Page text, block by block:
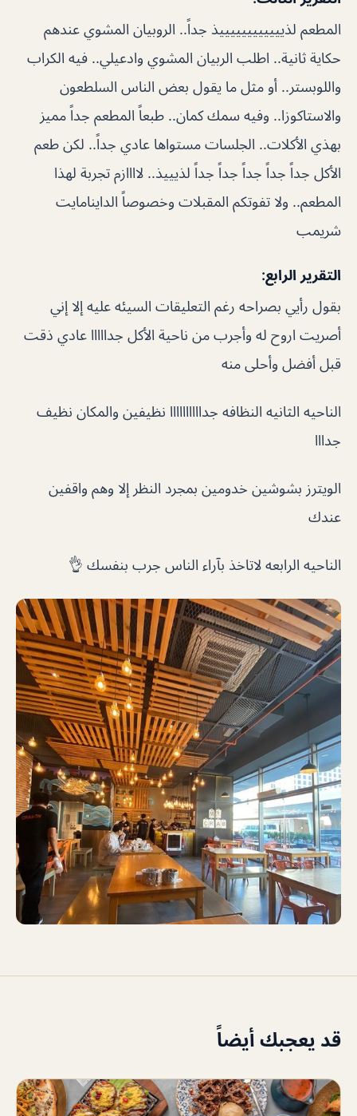
المطعم لذييييييييييييذ جداً.. الروبيان المشوي عندهم
حكاية ثانية.. اطلب الربيان المشوي وادعيلي.. فيه الكراب
واللوبستر.. أو مثل ما يقول بعض الناس السلطعون
والاستاكوزا.. وفيه سمك كمان.. طبعاً المطعم جداً مميز
بهذي الأكلات.. الجلسات مستواها عادي جداً.. لكن طعم
الأكل جداً جداً جداً جداً جداً لذيييذ.. لاااازم تجربة لهذا
المطعم.. ولا تفوتكم المقبلات وخصوصاً الداينامايت
شريمب
التقرير الرابع:
بقول رأيي بصراحه رغم التعليقات السيئه عليه إلا إني
أصريت اروح له وأجرب من ناحية الأكل جدااااا عادي ذقت
قبل أفضل وأحلى منه
الناحيه الثانيه النظافه جداااااااااا نظيفين والمكان نظيف
جدااا
الويترز بشوشين خدومين بمجرد النظر إلا وهم واقفين
عندك
الناحيه الرابعه لاتاخذ بآراء الناس جرب بنفسك 👌
قد يعجبك أيضاً